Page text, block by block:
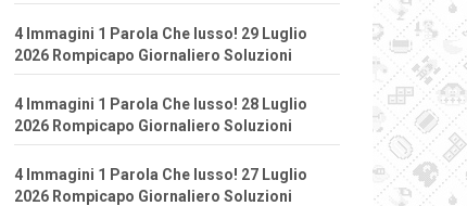
4 Immagini 1 Parola Che lusso! 29 Luglio
2026 Rompicapo Giornaliero Soluzioni
4 Immagini 1 Parola Che lusso! 28 Luglio
2026 Rompicapo Giornaliero Soluzioni
4 Immagini 1 Parola Che lusso! 27 Luglio
2026 Rompicapo Giornaliero Soluzioni